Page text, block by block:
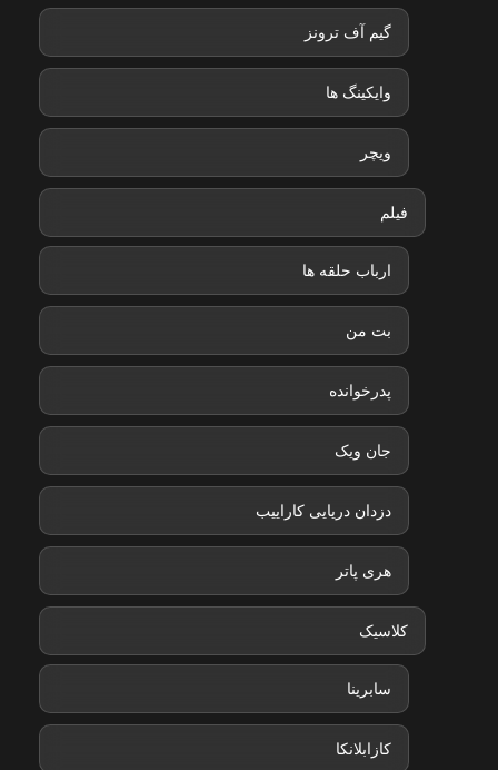
گیم آف ترونز
وایکینگ ها
ویچر
فیلم
ارباب حلقه ها
بت من
پدرخوانده
جان ویک
دزدان دریایی کاراییب
هری پاتر
کلاسیک
سابرینا
کازابلانکا